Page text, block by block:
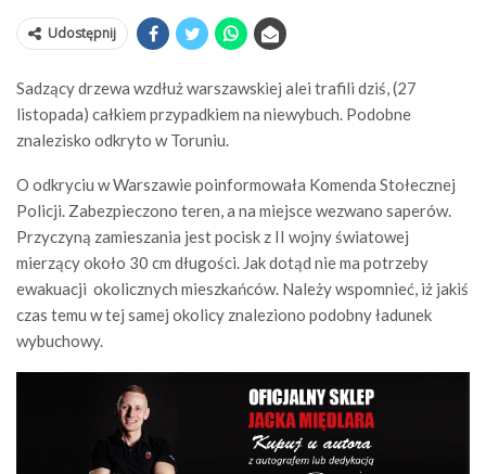
Udostępnij
Sadzący drzewa wzdłuż warszawskiej alei trafili dziś, (27
listopada) całkiem przypadkiem na niewybuch. Podobne
znalezisko odkryto w Toruniu.
O odkryciu w Warszawie poinformowała Komenda Stołecznej
Policji. Zabezpieczono teren, a na miejsce wezwano saperów.
Przyczyną zamieszania jest pocisk z II wojny światowej
mierzący około 30 cm długości. Jak dotąd nie ma potrzeby
ewakuacji okolicznych mieszkańców. Należy wspomnieć, iż jakiś
czas temu w tej samej okolicy znaleziono podobny ładunek
wybuchowy.